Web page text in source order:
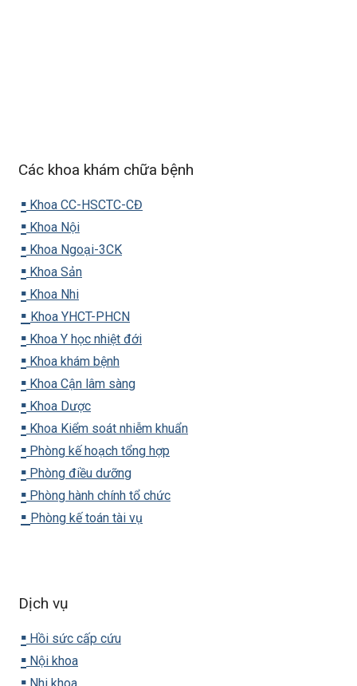
Các khoa khám chữa bệnh
▪️ Khoa CC-HSCTC-CĐ
▪️ Khoa Nội
▪️ Khoa Ngoại-3CK
▪️ Khoa Sản
▪️ Khoa Nhi
▪️ Khoa YHCT-PHCN
▪️ Khoa Y học nhiệt đới
▪️ Khoa khám bệnh
▪️ Khoa Cận lâm sàng
▪️ Khoa Dược
▪️ Khoa Kiểm soát nhiễm khuẩn
▪️ Phòng kế hoạch tổng hợp
▪️ Phòng điều dưỡng
▪️ Phòng hành chính tổ chức
▪️ Phòng kế toán tài vụ
Dịch vụ
▪️ Hồi sức cấp cứu
▪️ Nội khoa
▪️ Nhi khoa